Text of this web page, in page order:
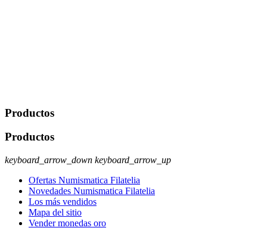
Productos
Productos
keyboard_arrow_down keyboard_arrow_up
Ofertas Numismatica Filatelia
Novedades Numismatica Filatelia
Los más vendidos
Mapa del sitio
Vender monedas oro